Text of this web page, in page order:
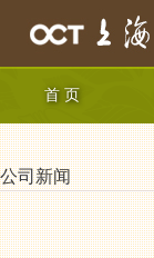
首 页
公司新闻